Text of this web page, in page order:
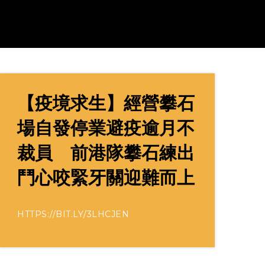
【疫境求生】經營攀石
場自發停業避疫逾月不
裁員 前港隊攀石練出
鬥心咬緊牙關迎難而上
HTTPS://BIT.LY/3LHCJEN